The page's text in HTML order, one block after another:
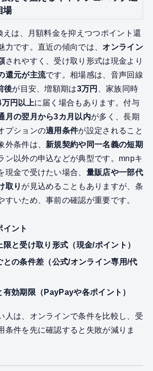
場
えは、月額料金を抑えつつポイント還
力です。直近の傾向では、 オンライン
されやすく、受け取り形式は現金より
還元が主流です。相場感は、音声回線
後が目安、増額期は3万円
、家族同時
万円以上に届く場合もあります。付与
月の翌月から3カ月以内が多く、長期
プションの適用条件が設定されること
外条件は、 新規契約や同一名義の短期
ン以外の申込などが典型です。mnpキ
現金で受けたい場合、 量販店や一部代
取り が見込めることもありますが、条
すいため、事前の確認が重要です。
イント
限と受け取り形式（現金/ポイント）
との条件差（公式/オンライン専用/代
有効期限（PayPayや各ポイント）
人は、オンラインで条件を比較し、受
条件を先に確認すると失敗が減りま